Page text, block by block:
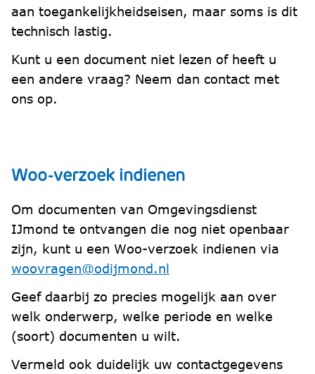
aan toegankelijkheidseisen, maar soms is dit
technisch lastig.
Kunt u een document niet lezen of heeft u
een andere vraag? Neem dan contact met
ons op.
Woo-verzoek indienen
Om documenten van Omgevingsdienst
IJmond te ontvangen die nog niet openbaar
zijn, kunt u een Woo-verzoek indienen via
woovragen@odijmond.nl
Geef daarbij zo precies mogelijk aan over
welk onderwerp, welke periode en welke
(soort) documenten u wilt.
Vermeld ook duidelijk uw contactgegevens